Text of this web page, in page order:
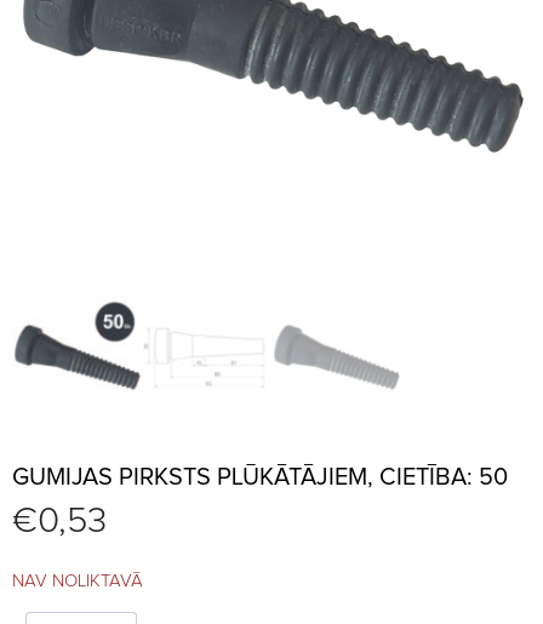
GUMIJAS PIRKSTS PLŪKĀTĀJIEM, CIETĪBA: 50
€0,53
NAV NOLIKTAVĀ